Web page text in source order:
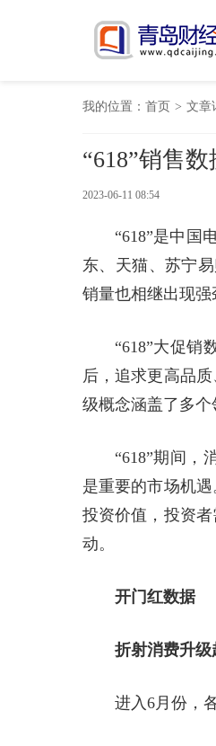
我的位置： 首页 > 文章
“618”销售
2023-06-11 08:54
“618”是中国
东、天猫、苏宁
销量也相继出现强
“618”大促销
后，追求更高品
级概念涵盖了多个
“618”期间，
是重要的市场机
投资价值，投资
动。
开门红数据
折射消费升级
进入6月份，